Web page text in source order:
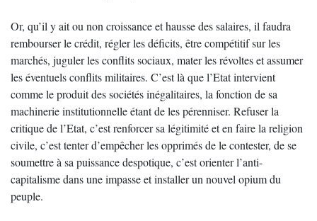
Or, qu’il y ait ou non croissance et hausse des salaires, il faudra
rembourser le crédit, régler les déficits, être compétitif sur les
marchés, juguler les conflits sociaux, mater les révoltes et assumer
les éventuels conflits militaires. C’est là que l’Etat intervient
comme le produit des sociétés inégalitaires, la fonction de sa
machinerie institutionnelle étant de les pérenniser. Refuser la
critique de l’Etat, c’est renforcer sa légitimité et en faire la religion
civile, c’est tenter d’empêcher les opprimés de le contester, de se
soumettre à sa puissance despotique, c’est orienter l’anti-
capitalisme dans une impasse et installer un nouvel opium du
peuple.